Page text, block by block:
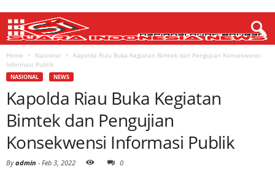
Home Nasional
Kapolda Riau Buka Kegiatan Bimtek dan Pengujian Konsekwensi
Informasi Publik
NASIONAL NEWS
Kapolda Riau Buka Kegiatan
Bimtek dan Pengujian
Konsekwensi Informasi Publik
Byadmin - Feb 3, 2022 0